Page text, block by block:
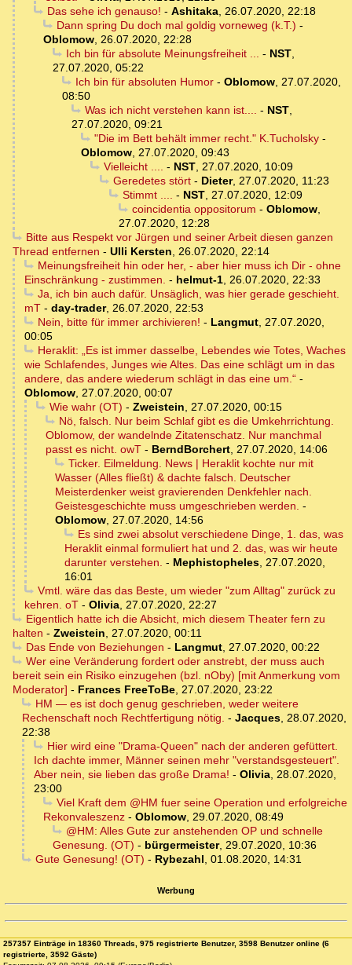
Das sehe ich genauso! - Ashitaka, 26.07.2020, 22:18
Dann spring Du doch mal goldig vorneweg (k.T.) -
Oblomow, 26.07.2020, 22:28
Ich bin für absolute Meinungsfreiheit ... - NST,
27.07.2020, 05:22
Ich bin für absoluten Humor- Oblomow, 27.07.2020,
08:50
Was ich nicht verstehen kann ist.... - NST,
27.07.2020, 09:21
"Die im Bett behält immer recht." K.Tucholsky-
Oblomow, 27.07.2020, 09:43
Vielleicht .... - NST, 27.07.2020, 10:09
Geredetes stört- Dieter, 27.07.2020, 11:23
Stimmt .... - NST, 27.07.2020, 12:09
coincidentia oppositorum - Oblomow,
27.07.2020, 12:28
Bitte aus Respekt vor Jürgen und seiner Arbeit diesen ganzen
Thread entfernen - Ulli Kersten, 26.07.2020, 22:14
Meinungsfreiheit hin oder her, - aber hier muss ich Dir - ohne
Einschränkung - zustimmen. - helmut-1, 26.07.2020, 22:33
Ja, ich bin auch dafür. Unsäglich, was hier gerade geschieht.
mT - day-trader, 26.07.2020, 22:53
Nein, bitte für immer archivieren! - Langmut, 27.07.2020,
00:05
Heraklit: „Es ist immer dasselbe, Lebendes wie Totes, Waches
wie Schlafendes, Junges wie Altes. Das eine schlägt um in das
andere, das andere wiederum schlägt in das eine um.“ -
Oblomow, 27.07.2020, 00:07
Wie wahr (OT) - Zweistein, 27.07.2020, 00:15
Nö, falsch. Nur beim Schlaf gibt es die Umkehrrichtung.
Oblomow, der wandelnde Zitatenschatz. Nur manchmal
passt es nicht. owT - BerndBorchert, 27.07.2020, 14:06
Ticker. Eilmeldung. News | Heraklit kochte nur mit
Wasser (Alles fließt) & dachte falsch. Deutscher
Meisterdenker weist gravierenden Denkfehler nach.
Geistesgeschichte muss umgeschrieben werden. -
Oblomow, 27.07.2020, 14:56
Es sind zwei absolut verschiedene Dinge, 1. das, was
Heraklit einmal formuliert hat und 2. das, was wir heute
darunter verstehen. - Mephistopheles, 27.07.2020,
16:01
Vmtl. wäre das das Beste, um wieder "zum Alltag" zurück zu
kehren. oT - Olivia, 27.07.2020, 22:27
Eigentlich hatte ich die Absicht, mich diesem Theater fern zu
halten - Zweistein, 27.07.2020, 00:11
Das Ende von Beziehungen - Langmut, 27.07.2020, 00:22
Wer eine Veränderung fordert oder anstrebt, der muss auch
bereit sein ein Risiko einzugehen (bzl. nOby) [mit Anmerkung vom
Moderator] - Frances FreeToBe, 27.07.2020, 23:22
HM — es ist doch genug geschrieben, weder weitere
Rechenschaft noch Rechtfertigung nötig. - Jacques, 28.07.2020,
22:38
Hier wird eine "Drama-Queen" nach der anderen gefüttert.
Ich dachte immer, Männer seinen mehr "verstandsgesteuert".
Aber nein, sie lieben das große Drama! - Olivia, 28.07.2020,
23:00
Viel Kraft dem @HM fuer seine Operation und erfolgreiche
Rekonvaleszenz - Oblomow, 29.07.2020, 08:49
@HM: Alles Gute zur anstehenden OP und schnelle
Genesung. (OT) - bürgermeister, 29.07.2020, 10:36
Gute Genesung! (OT) - Rybezahl, 01.08.2020, 14:31
Werbung
257357 Einträge in 18360 Threads, 975 registrierte Benutzer, 3598 Benutzer online (6
registrierte, 3592 Gäste)